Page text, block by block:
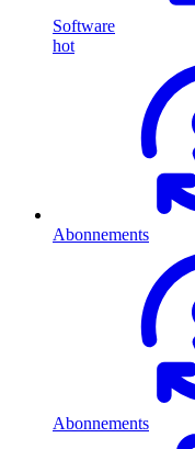
Software
hot
Abonnements
Abonnements